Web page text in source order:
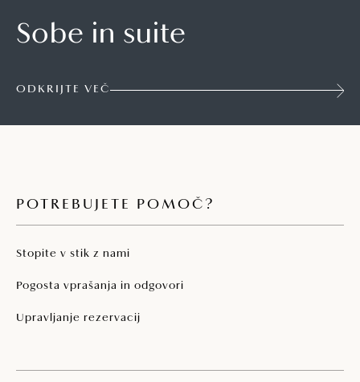
Sobe in suite
ODKRIJTE VEČ
POTREBUJETE POMOČ?
Stopite v stik z nami
Pogosta vprašanja in odgovori
Upravljanje rezervacij